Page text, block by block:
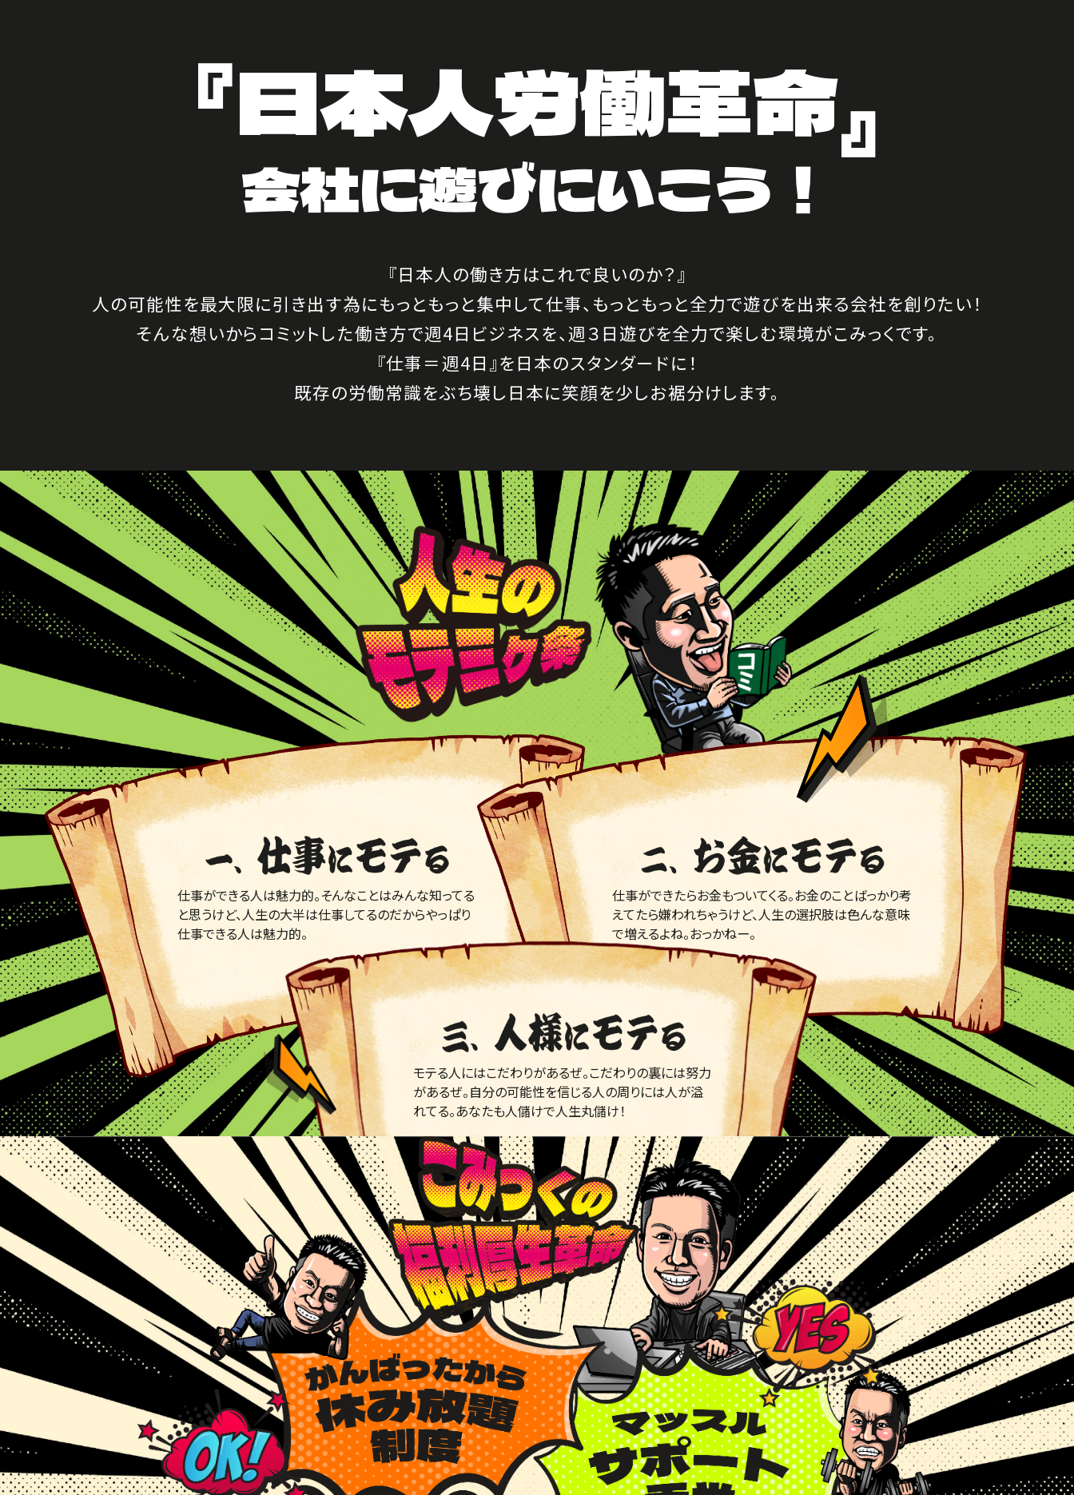
『日本人労働革命』
会社に遊びにいこう！
『日本人の働き方はこれで良いのか？』
人の可能性を最大限に引き出す為にもっともっと集中して仕事、 もっともっと全力で遊びを出来る会社を創りたい！
そんな想いからコミットした働き方で週4日ビジネスを、週３日遊びを全力で楽しむ環境がこみっくです。
『仕事＝週4日』を日本のスタンダードに！
既存の労働常識をぶち壊し日本に笑顔を少しお裾分けします。
仕事ができる人は魅力的。そんなことはみんな知ってる
と思うけど、人生の大半は仕事してるのだからやっぱり
仕事できる人は魅力的。
仕事ができたらお金もついてくる。お金のことばっかり考
えてたら嫌われちゃうけど、人生の選択肢は色んな意味
で増えるよね。おっかねー。
モテる人にはこだわりがあるぜ。こだわりの裏には努力
があるぜ。自分の可能性を信じる人の周りには人が溢
れてる。あなたも人儲けで人生丸儲け！